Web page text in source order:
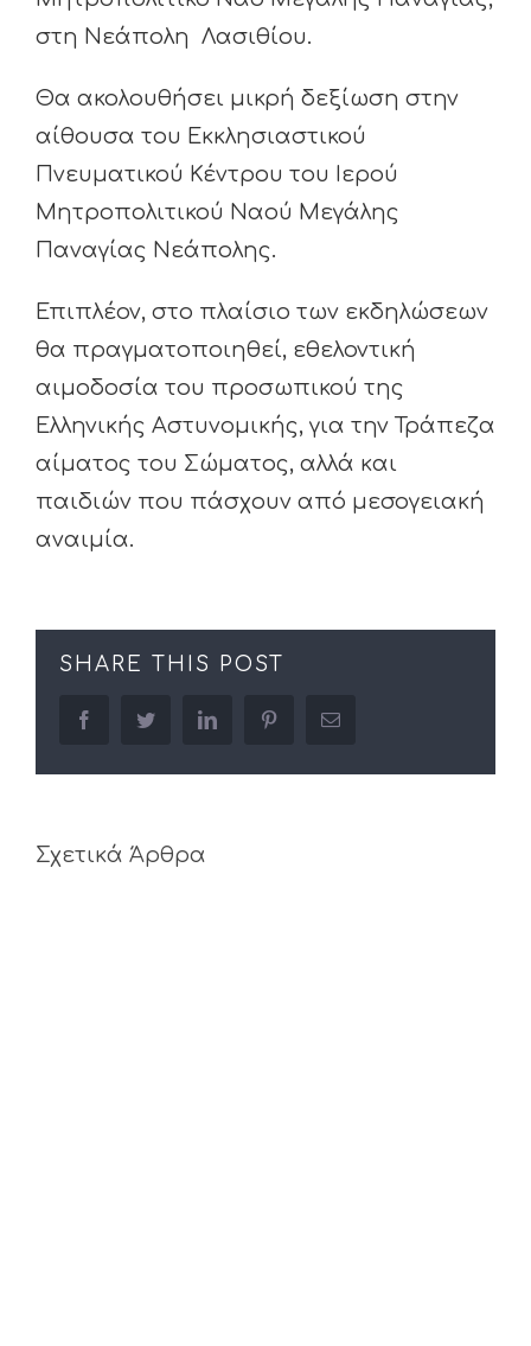
στη Νεάπολη Λασιθίου.
Θα ακολουθήσει μικρή δεξίωση στην
αίθουσα του Εκκλησιαστικού
Πνευματικού Κέντρου του Ιερού
Μητροπολιτικού Ναού Μεγάλης
Παναγίας Νεάπολης.
Επιπλέον, στο πλαίσιο των εκδηλώσεων
θα πραγματοποιηθεί, εθελοντική
αιμοδοσία του προσωπικού της
Ελληνικής Αστυνομικής, για την Τράπεζα
αίματος του Σώματος, αλλά και
παιδιών που πάσχουν από μεσογειακή
αναιμία.
SHARE THIS POST
facebooktwitter linkedin pinterestEmail
Σχετικά Άρθρα